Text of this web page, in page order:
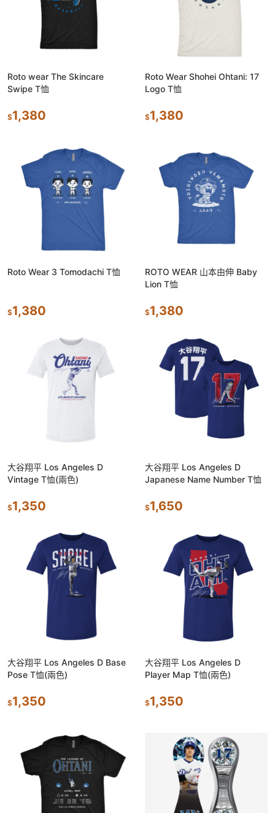
Roto wear The Skincare
Swipe T恤
$1,380
Roto Wear Shohei Ohtani: 17
Logo T恤
$1,380
Roto Wear 3 Tomodachi T恤
$1,380
ROTO WEAR 山本由伸 Baby
Lion T恤
$1,380
大谷翔平 Los Angeles D
Vintage T恤(兩色)
$1,350
大谷翔平 Los Angeles D
Japanese Name Number T恤
$1,650
大谷翔平 Los Angeles D Base
Pose T恤(兩色)
$1,350
大谷翔平 Los Angeles D
Player Map T恤(兩色)
$1,350